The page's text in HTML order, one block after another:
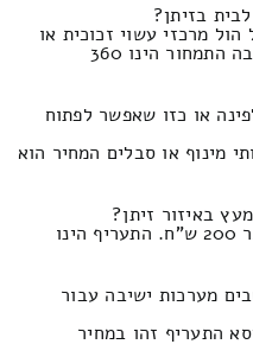
בזיתן?
מרכזי עשוי זכוכית או
מעצים או מגבס בזיווג פירוק והרכבה התמחור הינו 360
או כזו שאפשר לפתוח
מינוף או סבלים המחיר הוא
באיזור זיתן?
העלות הוא מינימום 140 ולכל היותר 200 ש"ח. התעריף הינו
מערכות ישיבה עבור
התעריף זהו במחיר